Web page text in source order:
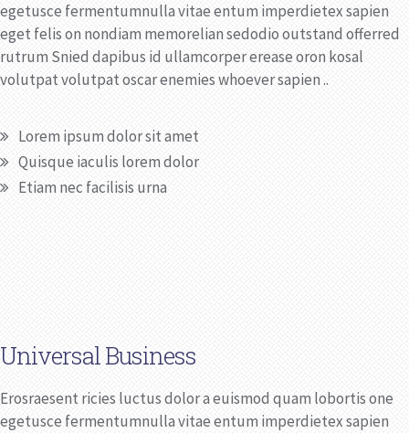
egetusce fermentumnulla vitae entum imperdietex sapien
eget felis on nondiam memorelian sedodio outstand offerred
rutrum Snied dapibus id ullamcorper erease oron kosal
volutpat volutpat oscar enemies whoever sapien ..
Lorem ipsum dolor sit amet
Quisque iaculis lorem dolor
Etiam nec facilisis urna
Universal Business
Erosraesent ricies luctus dolor a euismod quam lobortis one
egetusce fermentumnulla vitae entum imperdietex sapien